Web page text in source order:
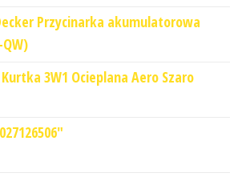
Przycinarka akumulatorowa
QW)
3W1 Ocieplana Aero Szaro